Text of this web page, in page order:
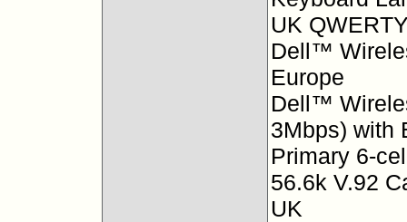
UK
Dell™
Europe
Dell™
3Mbps) with
Primary 6-
56.6k V.92
UK